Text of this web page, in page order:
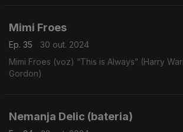
Mimi Froes
Ep. 35
30 out. 2024
Mimi Froes (voz) “This is Always” (Harry
Gordon)
Nemanja Delic (bateria)